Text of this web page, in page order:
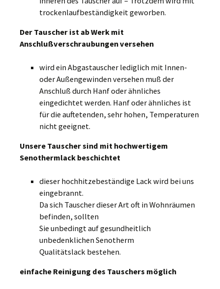
trockenlaufbeständigkeit geworben.
Der Tauscher ist ab Werk mit
Anschlußverschraubungen versehen
wird ein Abgastauscher lediglich mit Innen-
oder Außengewinden versehen muß der
Anschluß durch Hanf oder ähnliches
eingedichtet werden. Hanf oder ähnliches ist
für die auftetenden, sehr hohen, Temperaturen
nicht geeignet.
Unsere Tauscher sind mit hochwertigem
Senothermlack beschichtet
dieser hochhitzebeständige Lack wird bei uns
eingebrannt.
Da sich Tauscher dieser Art oft in Wohnräumen
befinden, sollten
Sie unbedingt auf gesundheitlich
unbedenklichen Senotherm
Qualitätslack bestehen.
einfache Reinigung des Tauschers möglich